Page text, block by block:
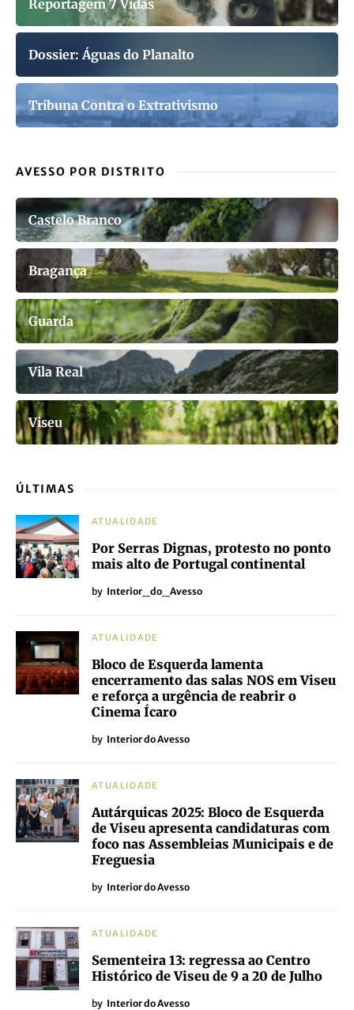
Reportagem 7 Vidas
Dossier: Águas do Planalto
Tribuna Contra o Extrativismo
AVESSO POR DISTRITO
Castelo Branco
Bragança
Guarda
Vila Real
Viseu
ÚLTIMAS
ATUALIDADE
Por Serras Dignas, protesto no ponto
mais alto de Portugal continental
by Interior_do_Avesso
ATUALIDADE
Bloco de Esquerda lamenta
encerramento das salas NOS em Viseu
e reforça a urgência de reabrir o
Cinema Ícaro
by Interior do Avesso
ATUALIDADE
Autárquicas 2025: Bloco de Esquerda
de Viseu apresenta candidaturas com
foco nas Assembleias Municipais e de
Freguesia
by Interior do Avesso
ATUALIDADE
Sementeira 13: regressa ao Centro
Histórico de Viseu de 9 a 20 de Julho
by Interior do Avesso